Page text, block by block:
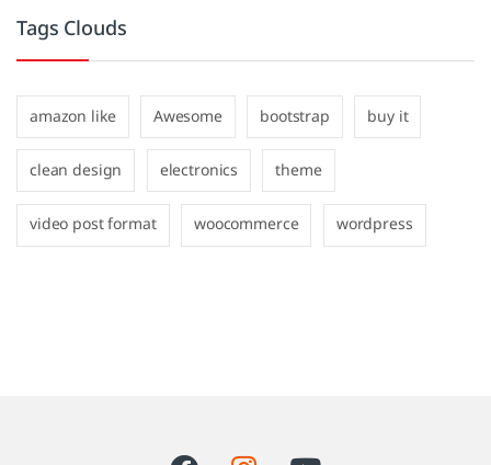
Tags Clouds
amazon like Awesome bootstrap buy it
clean design electronics theme
video post format woocommerce wordpress